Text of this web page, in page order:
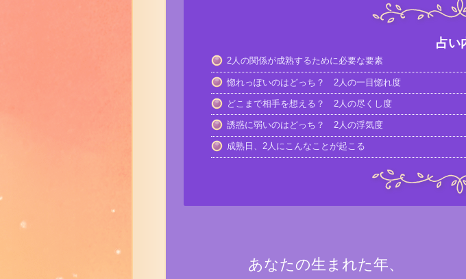
占い
2人の関係が成熟するために必要な要素
惚れっぽいのはどっち？ 2人の一目惚れ度
どこまで相手を想える？ 2人の尽くし度
誘惑に弱いのはどっち？ 2人の浮気度
成熟日、2人にこんなことが起こる
あなたの生まれた年、